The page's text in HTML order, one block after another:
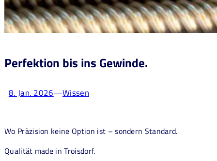
Perfektion bis ins Gewinde.
8. Jan. 2026—Wissen
Wo Präzision keine Option ist – sondern Standard.
Qualität made in Troisdorf.